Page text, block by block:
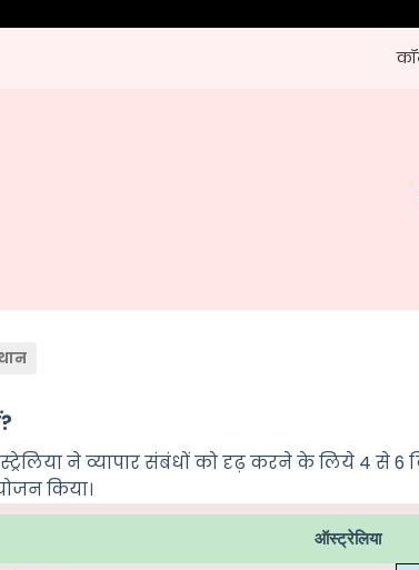
ने व्यापार संबंधों को दृढ़ करने के लिये 4 से 6
किया।
ऑस्ट्रेलिया